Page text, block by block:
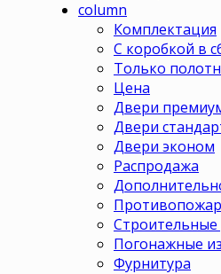
column
Комплектация
С коробкой в
Только
Цена
Двери
Двери
Двери эконом
Распродажа
Строительные
Погонажные
Фурнитура